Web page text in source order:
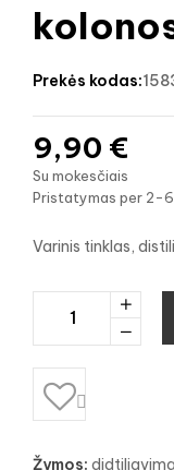
prekės kodas:
9,90 €
Su mokesčiais
Pristatymas per 2-6
Varinis tinklas,

Žymos: